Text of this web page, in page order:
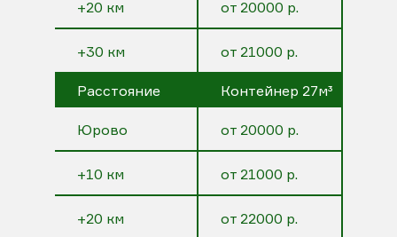
+20 км
+30 км
от 20000 р.
от 21000 р.
Расстояние
Юрово
+10 км
+20 км
Контейнер 27м³
от 20000 р.
от 21000 р.
от 22000 р.